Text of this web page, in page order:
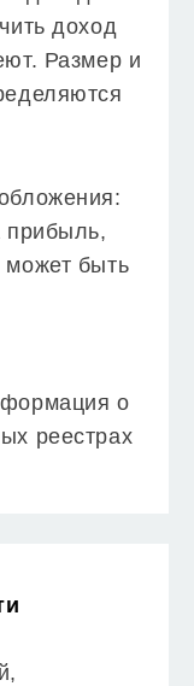
доход
Размер и
прибыль,
может быть
о
реестрах